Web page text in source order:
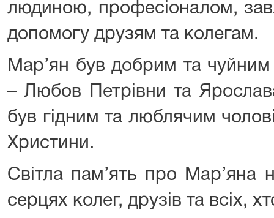
людиною, професіоналом,
допомогу друзям та колегам.
Мар’ян був добрим та чуйним
– Любов Петрівни та
був гідним та люблячим
Христини.
Світла пам’ять про Мар’яна
серцях колег, друзів та всіх,